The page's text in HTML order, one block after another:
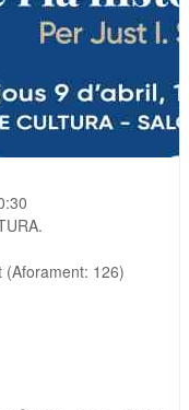
(Aforament: 126)